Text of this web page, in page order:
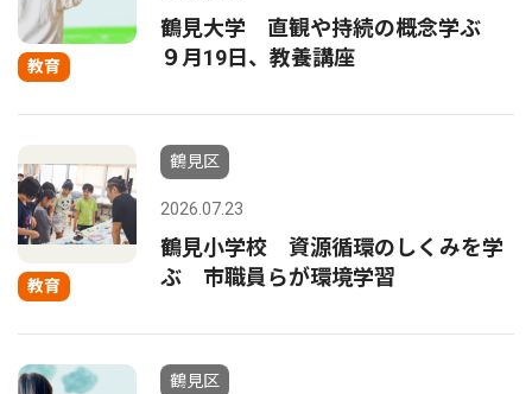
教育
鶴見大学 直観や持続の概念学ぶ
９月19日、教養講座
教育
鶴見区
2026.07.23
鶴見小学校 資源循環のしくみを学
ぶ 市職員らが環境学習
鶴見区